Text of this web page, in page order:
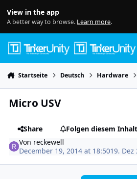
View in the app
A better way to browse. Learn more.
Startseite Deutsch Hardware
Micro USV
Share
Folgen diesem Inhalt
Von reckewell
December 19, 2014 at 18:5019. Dez